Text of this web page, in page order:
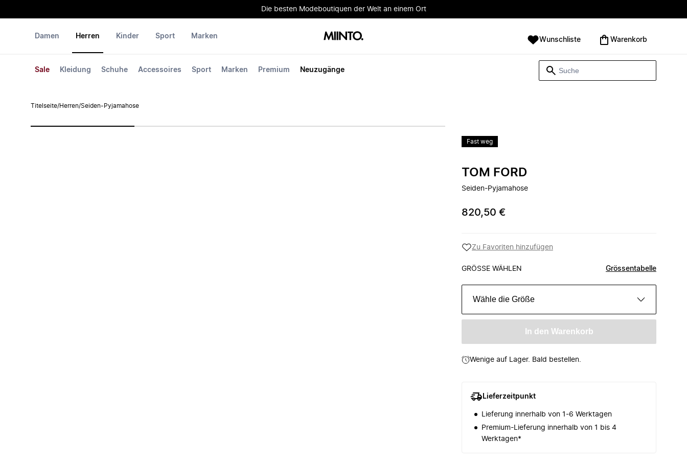
Die besten Modeboutiquen der Welt an einem Ort
Damen Herren
Sale Kleidung Schuhe Accessoires Sport Marken Premium Neuzugänge
Kinder Sport Marken Wunschliste Warenkorb
Titelseite/Herren/Seiden-Pyjamahose
Fast weg
TOM FORD
Seiden-Pyjamahose
820,50 €
Zu Favoriten hinzufügen
GRÖSSE WÄHLEN Grössentabelle
Wähle die Größe
In den Warenkorb
Wenige auf Lager. Bald bestellen.
Lieferzeitpunkt
Lieferung innerhalb von 1-6 Werktagen
Premium-Lieferung innerhalb von 1 bis 4
Werktagen*